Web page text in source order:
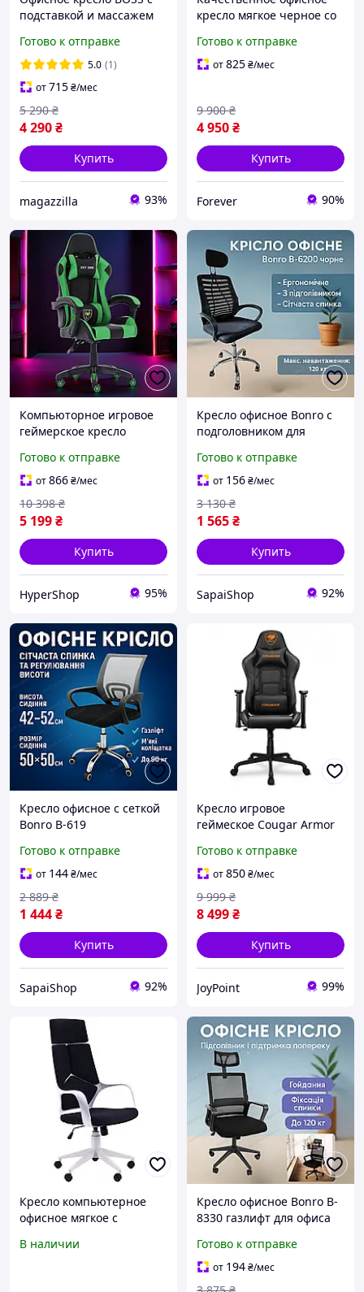
подставкой и массажем
спинка 90 155°, темно-
серый
Готово к отправке
5.0 (1)
от715₴/мес
4 290₴
5 290 ₴
Купить
magazzilla 93%
кресло мягкое черное со
подлокотниками, кресло с
подушкой для
Готово к отправке
от825₴/мес
4 950₴
9 900 ₴
Купить
Forever 90%
Компьюторное игровое
геймерское кресло
массажем и высокой
спинкой для игр и отдыха
дома
Готово к отправке
от866₴/мес
5 199₴
10 398 ₴
Купить
HyperShop 95%
Кресло офисное Вonro с
подголовником для
дому эргономичное до
120кг регулировка
высоты
Готово к отправке
от 156₴/мес
1 565₴
3 130 ₴
Купить
SapaiShop 92%
Кресло офисное с сеткой
Bonro B-619
каучуковые колеса для
кабинета обучения дома
до 120 кг серое
Готово к отправке
от 144₴/мес
1 444₴
2 889 ₴
Купить
SapaiShop 92%
Кресло игровое
геймеское Cougar Armor
кресло для геймеров с
высокой спинкой
Готово к отправке
от850₴/мес
8 499₴
9 999 ₴
Купить
JoyPoint 99%
Кресло компьютерное
офисное мягкое с
HB белый, тк.черная для
В наличии
Кресло офисное Bonro B-
8330 газлифт для офиса
компьютерное рабочее с
подголовником для дома
Готово к отправке
от 194₴/мес